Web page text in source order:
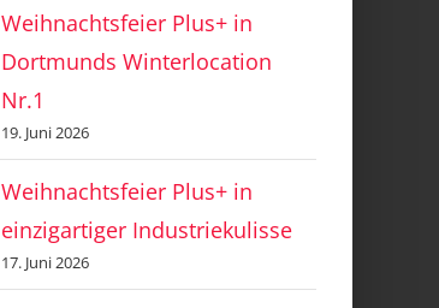
Weihnachtsfeier Plus+ in
Dortmunds Winterlocation
Nr.1
19. Juni 2026
Weihnachtsfeier Plus+ in
einzigartiger Industriekulisse
17. Juni 2026